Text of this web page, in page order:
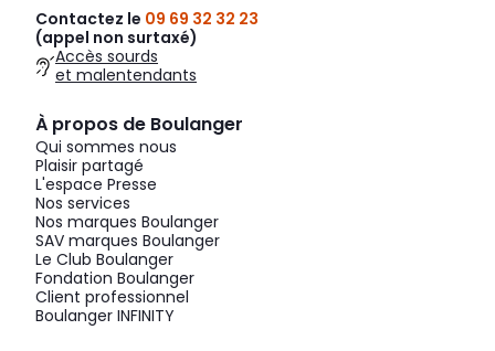
Contactez le 09 69 32 32 23
(appel non surtaxé)
Accès sourds
et malentendants
À propos de Boulanger
Qui sommes nous
Plaisir partagé
L'espace Presse
Nos services
Nos marques Boulanger
SAV marques Boulanger
Le Club Boulanger
Fondation Boulanger
Client professionnel
Boulanger INFINITY